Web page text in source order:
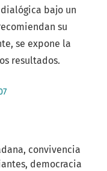
convivencia
democracia
bajo un
su
se expone la
resultados.